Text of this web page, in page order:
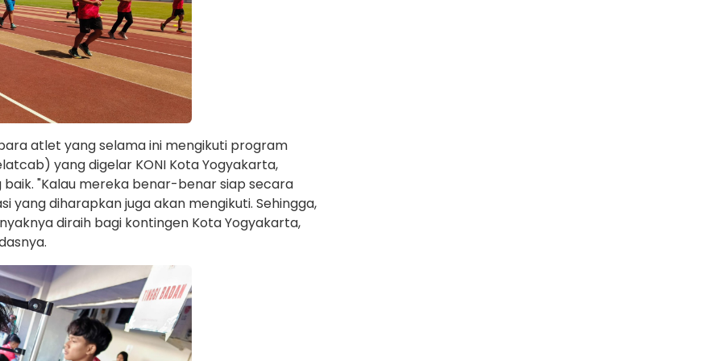
atlet yang selama ini mengikuti program
yang digelar KONI Kota Yogyakarta,
"Kalau mereka benar-benar siap secara
yang diharapkan juga akan mengikuti. Sehingga,
diraih bagi kontingen Kota Yogyakarta,